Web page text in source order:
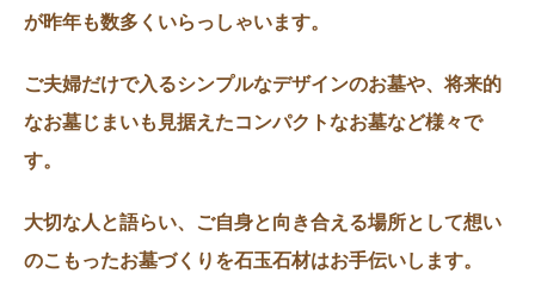
が昨年も数多くいらっしゃいます。
ご夫婦だけで入るシンプルなデザインのお墓や、将来的
なお墓じまいも見据えたコンパクトなお墓など様々で
す。
大切な人と語らい、ご自身と向き合える場所として想い
のこもったお墓づくりを石玉石材はお手伝いします。